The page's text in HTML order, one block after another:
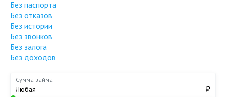
Без паспорта
Без отказов
Без истории
Без звонков
Без залога
Без доходов
Сумма займа
₽